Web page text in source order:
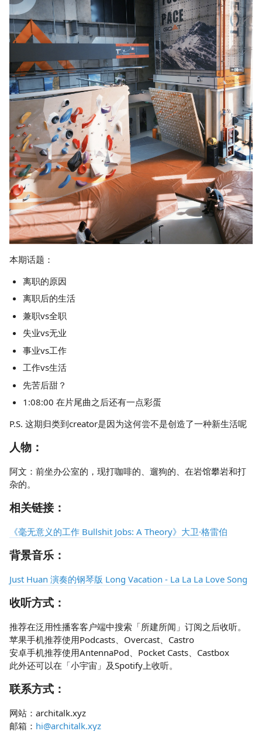
本期话题：
离职的原因
离职后的生活
兼职vs全职
失业vs无业
事业vs工作
工作vs生活
先苦后甜？
1:08:00 在片尾曲之后还有一点彩蛋
P.S. 这期归类到creator是因为这何尝不是创造了一种新生活呢
人物：
阿文：前坐办公室的，现打咖啡的、遛狗的、在岩馆攀岩和打
杂的。
相关链接：
《毫无意义的工作 Bullshit Jobs: A Theory》大卫·格雷伯
背景音乐：
Just Huan 演奏的钢琴版 Long Vacation - La La La Love Song
收听方式：
推荐在泛用性播客客户端中搜索「所建所闻」订阅之后收听。
苹果手机推荐使用Podcasts、Overcast、Castro
安卓手机推荐使用AntennaPod、Pocket Casts、Castbox
此外还可以在「小宇宙」及Spotify上收听。
联系方式：
网站：architalk.xyz
邮箱： hi@architalk.xyz